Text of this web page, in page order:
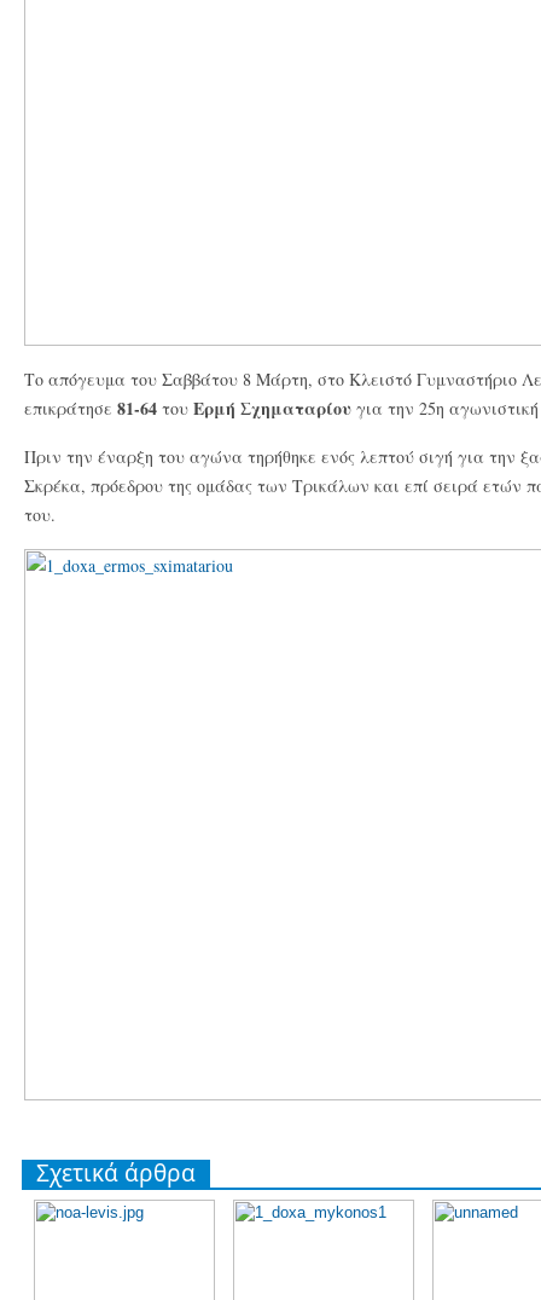
Το απόγευμα του Σαββάτου 8 Μάρτη, στο Κλειστό Γυμναστήριο
επικράτησε 81-64 του Ερμή Σχηματαρίου για την 25η
Πριν την έναρξη του αγώνα τηρήθηκε ενός λεπτού σιγή για την
Σκρέκα, πρόεδρου της ομάδας των Τρικάλων και επί σειρά ετών
του.
Σχετικά άρθρα